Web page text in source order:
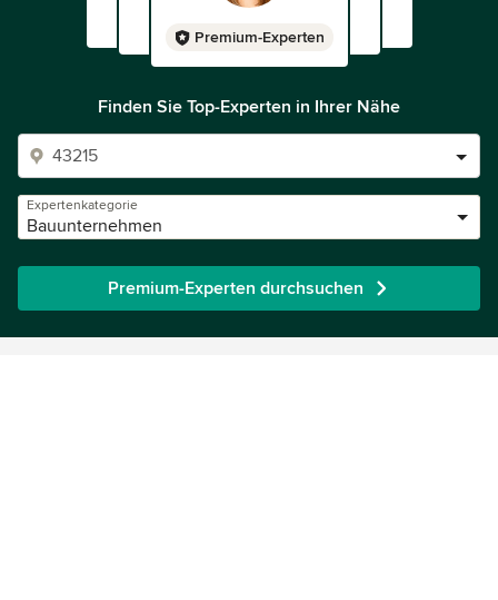
Premium-Experten
Finden Sie Top-Experten in Ihrer Nähe
Expertenkategorie
Bauunternehmen
Premium-Experten durchsuchen